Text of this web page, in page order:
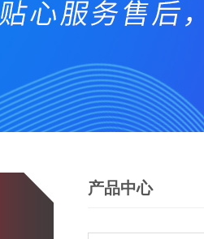
产品中心